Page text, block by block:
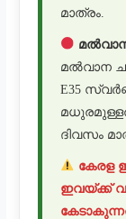
മാത്രം.
മൽവാന
E35
ദിവസം
കേരള
ഇവയ്ക്ക്